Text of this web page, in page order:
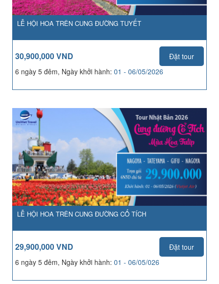
LỄ HỘI HOA TRÊN CUNG ĐƯỜNG TUYẾT
30,900,000 VND
Đặt tour
6 ngày 5 đêm, Ngày khởi hành: 01 - 06/05/2026
LỄ HỘI HOA TRÊN CUNG ĐƯỜNG CỔ TÍCH
29,900,000 VND
Đặt tour
6 ngày 5 đêm, Ngày khởi hành: 01 - 06/05/026